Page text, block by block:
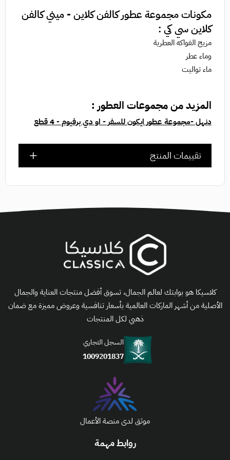
مكونات مجموعة عطور كالفن كلاين - ميني كالفن
كلاين سي كي :
مزيج الفواكه العطرية
وماء عطر
ماء تواليت
المزيد من مجموعات العطور :
دنهل -مجموعة عطور ايكون للسفر - او دي برفيوم - 4 قطع
تقييمات المنتج
روابط مهمة
كلاسيكا هو بوابتك لعالم الجمال، تسوق أفضل منتجات العناية والجمال
الأصلية من أشهر الماركات العالمية بأسعار تنافسية وعروض مميزة مع ضمان
ذهبي لكل المنتجات
السجل التجاري
1009201837
موثق لدى منصة الأعمال